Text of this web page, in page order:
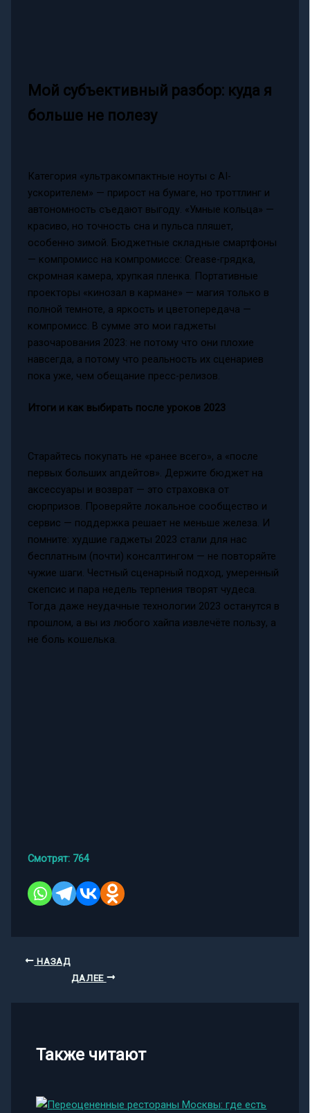
Мой субъективный разбор: куда я
больше не полезу
Категория «ультракомпактные ноуты с АI-
ускорителем» — прирост на бумаге, но троттлинг и
автономность съедают выгоду. «Умные кольца» —
красиво, но точность сна и пульса пляшет,
особенно зимой. Бюджетные складные смартфоны
— компромисс на компромиссе: Crease-грядка,
скромная камера, хрупкая пленка. Портативные
проекторы «кинозал в кармане» — магия только в
полной темноте, а яркость и цветопередача —
компромисс. В сумме это мои гаджеты
разочарования 2023: не потому что они плохие
навсегда, а потому что реальность их сценариев
пока уже, чем обещание пресс-релизов.
Итоги и как выбирать после уроков 2023
Старайтесь покупать не «ранее всего», а «после
первых больших апдейтов». Держите бюджет на
аксессуары и возврат — это страховка от
сюрпризов. Проверяйте локальное сообщество и
сервис — поддержка решает не меньше железа. И
помните: худшие гаджеты 2023 стали для нас
бесплатным (почти) консалтингом — не повторяйте
чужие шаги. Честный сценарный подход, умеренный
скепсис и пара недель терпения творят чудеса.
Тогда даже неудачные технологии 2023 останутся в
прошлом, а вы из любого хайпа извлечёте пользу, а
не боль кошелька.
Смотрят: 764
НАЗАД
ДАЛЕЕ
Также читают